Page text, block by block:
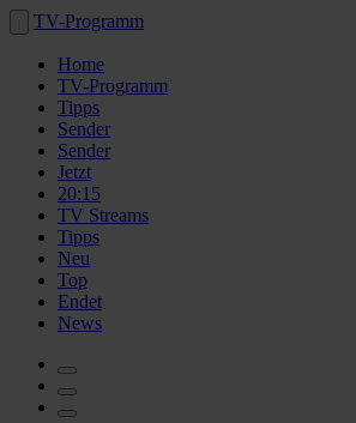
TV-Programm
Home
TV-Programm
Tipps
Sender
Sender
Jetzt
20:15
TV Streams
Tipps
Neu
Top
Endet
News